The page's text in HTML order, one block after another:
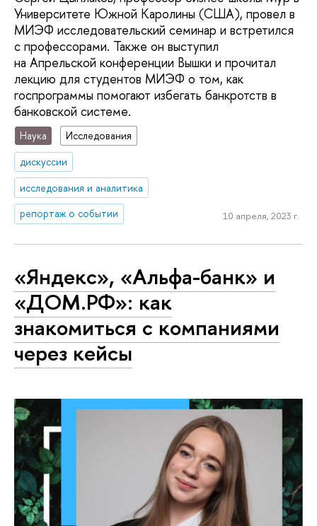
Университете Южной Каролины (США), провел в
МИЭФ исследовательский семинар и встретился
с профессорами. Также он выступил
на Апрельской конференции Вышки и прочитал
лекцию для студентов МИЭФ о том, как
госпрограммы помогают избегать банкротств в
банковской системе.
Наука
Исследования
дискуссии
исследования и аналитика
репортаж о событии
10 апреля, 2023 г.
«Яндекс», «Альфа-банк» и
«ДОМ.РФ»: как
знакомиться с компаниями
через кейсы